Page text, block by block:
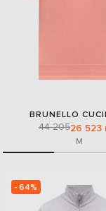
BRUNELLO
44 20526 523
M
- 64%